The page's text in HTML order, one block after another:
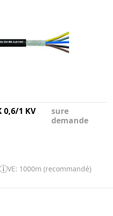
0,6/1 KV
sure
demande
VE: 1000m (recommandé)